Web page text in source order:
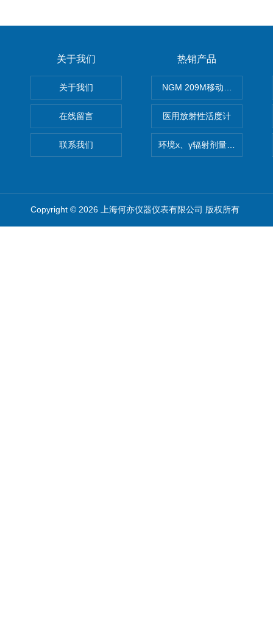
关于我们
关于我们
在线留言
联系我们
热销产品
NGM 209M移动式惰性气体
医用放射性活度计
环境x、γ辐射剂量率仪
Copyright © 2026 上海何亦仪器仪表有限公司 版权所有